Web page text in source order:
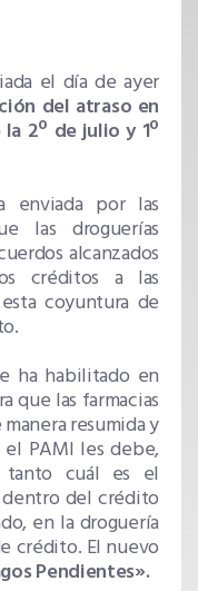
el día de ayer
del atraso en
2º de julio y 1º
enviada por las
las droguerías
alcanzados
créditos a las
coyuntura de
ha habilitado en
que las farmacias
resumida y
PAMI les debe,
tanto cuál es el
del crédito
en la droguería
crédito. El nuevo
Pendientes».